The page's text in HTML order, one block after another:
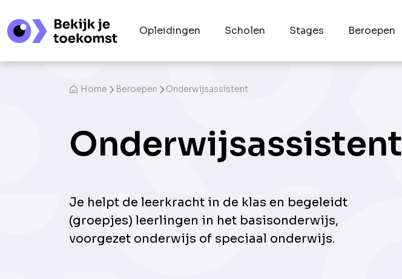
Opleidingen Scholen Stages Beroepen
Home Beroepen Onderwijsassistent
Onderwijsassistent
Je helpt de leerkracht in de klas en begeleidt
(groepjes) leerlingen in het basisonderwijs,
voorgezet onderwijs of speciaal onderwijs.